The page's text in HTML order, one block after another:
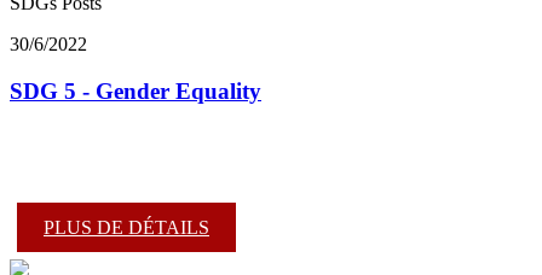
30/6/2022
SDG 5 - Gender Equality
PLUS DE DÉTAILS